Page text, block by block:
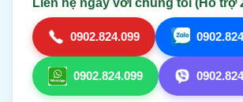
0902.824.099
0902.824.099